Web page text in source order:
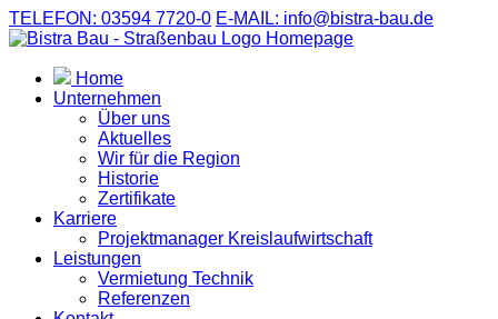
TELEFON: 03594 7720-0 E-MAIL: info@bistra-bau.de
Home
Unternehmen
Über uns
Aktuelles
Wir für die Region
Historie
Zertifikate
Karriere
Projektmanager Kreislaufwirtschaft
Leistungen
Vermietung Technik
Referenzen